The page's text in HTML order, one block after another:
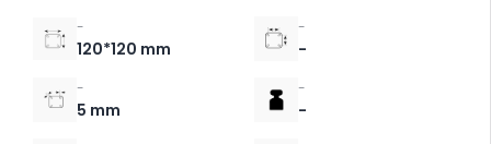
-
120*120 mm
-
-
-
5 mm
-
-